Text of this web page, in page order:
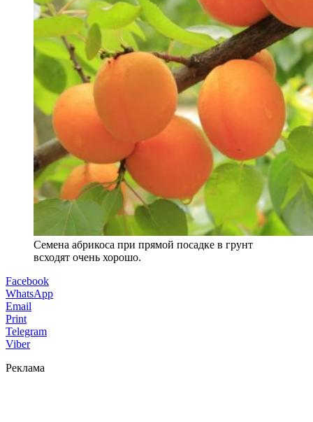
Семена абрикоса при прямой посадке в грунт
всходят очень хорошо.
Facebook
WhatsApp
Email
Print
Telegram
Viber
Реклама